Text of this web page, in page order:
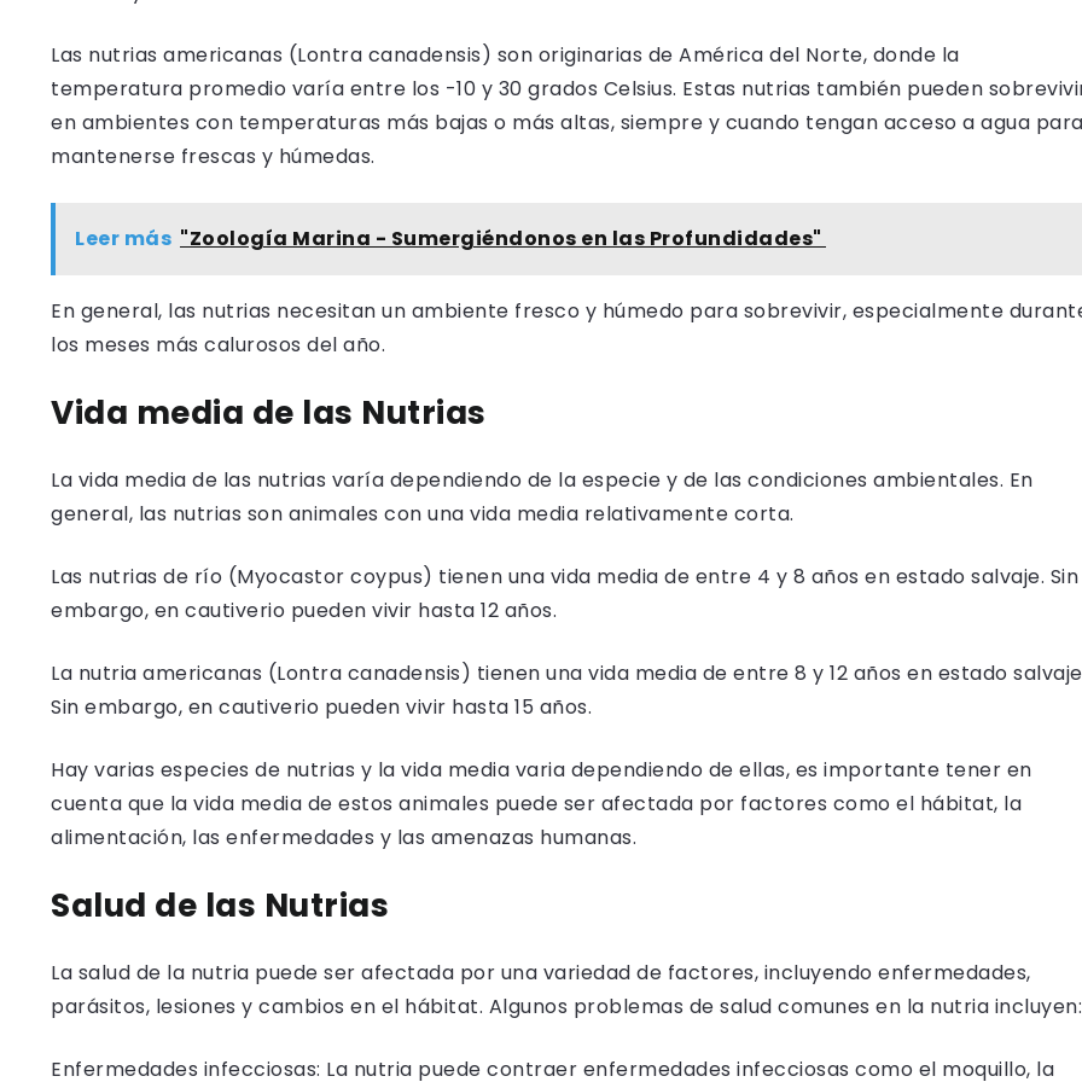
Las nutrias americanas (Lontra canadensis) son originarias de América del Norte, donde la
temperatura promedio varía entre los -10 y 30 grados Celsius. Estas nutrias también pueden
en ambientes con temperaturas más bajas o más altas, siempre y cuando tengan acceso a agua para
mantenerse frescas y húmedas.
Leer más "Zoología Marina - Sumergiéndonos en las Profundidades"
En general, las nutrias necesitan un ambiente fresco y húmedo para sobrevivir, especialmente
los meses más calurosos del año.
Vida media de las Nutrias
La vida media de las nutrias varía dependiendo de la especie y de las condiciones ambientales. En
general, las nutrias son animales con una vida media relativamente corta.
Las nutrias de río (Myocastor coypus) tienen una vida media de entre 4 y 8 años en estado salvaje. Sin
embargo, en cautiverio pueden vivir hasta 12 años.
La nutria americanas (Lontra canadensis) tienen una vida media de entre 8 y 12 años en estado
Sin embargo, en cautiverio pueden vivir hasta 15 años.
Hay varias especies de nutrias y la vida media varia dependiendo de ellas, es importante tener en
cuenta que la vida media de estos animales puede ser afectada por factores como el hábitat, la
alimentación, las enfermedades y las amenazas humanas.
Salud de las Nutrias
La salud de la nutria puede ser afectada por una variedad de factores, incluyendo enfermedades,
parásitos, lesiones y cambios en el hábitat. Algunos problemas de salud comunes en la nutria incluyen:
Enfermedades infecciosas: La nutria puede contraer enfermedades infecciosas como el moquillo, la